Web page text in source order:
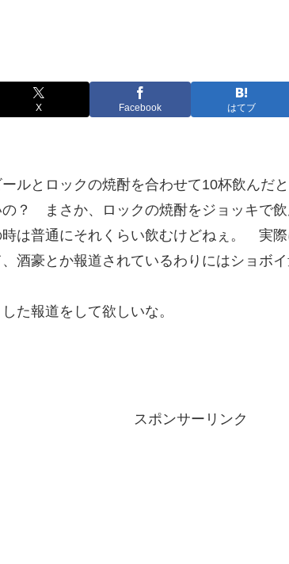
X Facebook はてブ
ルとロックの焼酎を合わせて10杯飲んだ
の？ まさか、ロックの焼酎をジョッキで
は普通にそれくらい飲むけどねぇ。 実
酒豪とか報道されているわりにはショボイ
た報道をして欲しいな。
スポンサーリンク